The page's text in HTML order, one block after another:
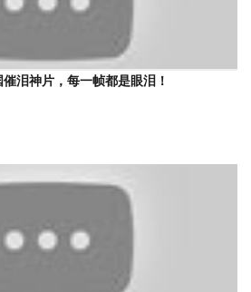
泪神片，每一帧都是眼泪！